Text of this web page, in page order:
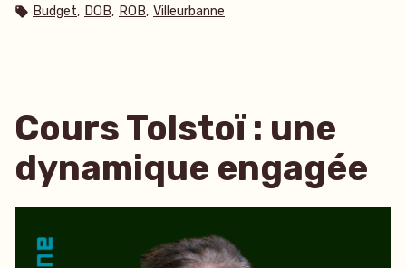
dans
Étiquettes :
Budget, DOB, ROB, Villeurbanne
Cours Tolstoï : une
dynamique engagée